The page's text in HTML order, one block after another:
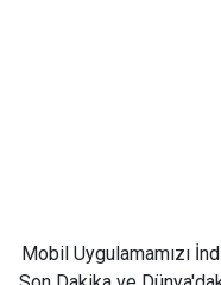
Mobil Uygulamamızı